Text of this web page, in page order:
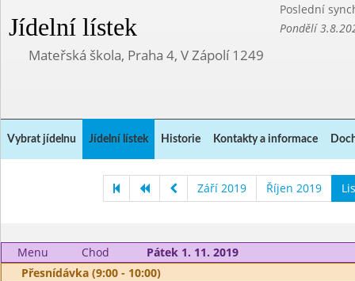
Jídelní lístek
Poslední
Pondělí
Mateřská škola, Praha 4, V Zápolí 1249
Vybrat jídelnu Jídelní lístek Historie Kontakty a informace
Září 2019 Říjen 2019
Menu Chod
Pátek 1. 11. 2019
Přesnídávka (9:00 - 10:00)